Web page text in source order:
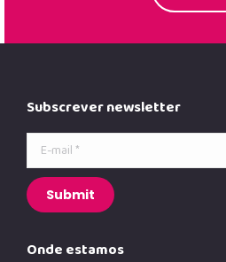
Subscrever newsletter
E-mail *
Submit
Onde estamos